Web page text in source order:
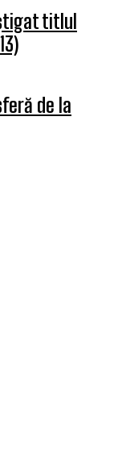
titlul
de la